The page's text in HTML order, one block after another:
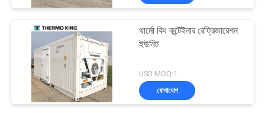
থার্মো কিং কন্টেইনার রেফ্রিজারেশন
ইউনিট
USD MOQ:1
যোগাযোগ